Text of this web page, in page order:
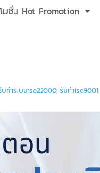
มชั่น Hot Promotion
บทำระบบiso22000, รับทำiso9001,